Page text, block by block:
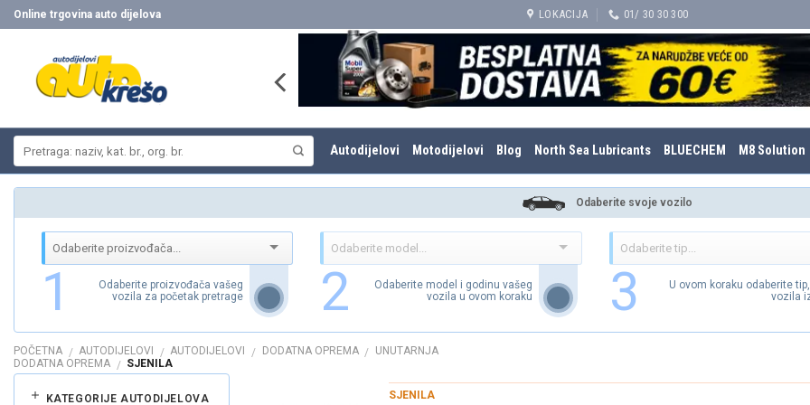
Skip
to
Online trgovina auto dijelova LOKACIJA 01/ 30 30 300
Autodijelovi Motodijelovi Blog North Sea Lubricants BLUECHEM M8 Solution
Odaberite svoje vozilo
1
Odaberite proizvođača vašeg
vozila za početak pretrage
2
Odaberite model i godinu vašeg
vozila u ovom koraku
3
U ovom koraku odaberite
vozila
POČETNA / AUTODIJELOVI / AUTODIJELOVI / DODATNA OPREMA / UNUTARNJA
DODATNA OPREMA / SJENILA
KATEGORIJE AUTODIJELOVA SJENILA